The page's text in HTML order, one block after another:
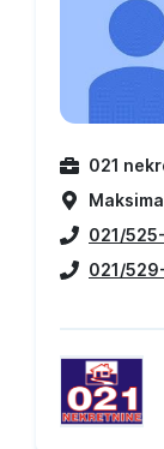
021
021/
021/